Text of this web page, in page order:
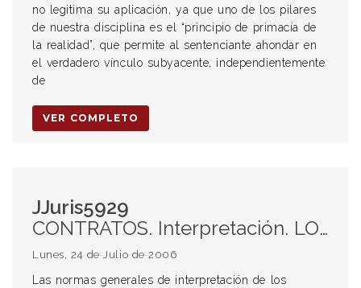
no legitima su aplicación, ya que uno de los pilares
de nuestra disciplina es el “principio de primacía de
la realidad”, que permite al sentenciante ahondar en
el verdadero vínculo subyacente, independientemente
de
VER COMPLETO
JJuris5929
CONTRATOS. Interpretación. LOCACIÓN DE OBRA. Obligación de resultado. CONTRATO DE PUBLICIDAD. Incumplimiento. Ubicación del cartel.
Lunes, 24 de Julio de 2006
Las normas generales de interpretación de los